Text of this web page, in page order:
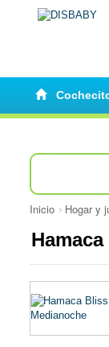
Inicio Hogar y